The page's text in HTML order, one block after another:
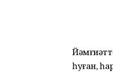
һуған,